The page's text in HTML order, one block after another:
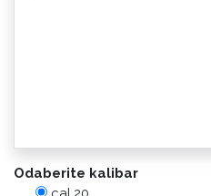
Odaberite kalibar